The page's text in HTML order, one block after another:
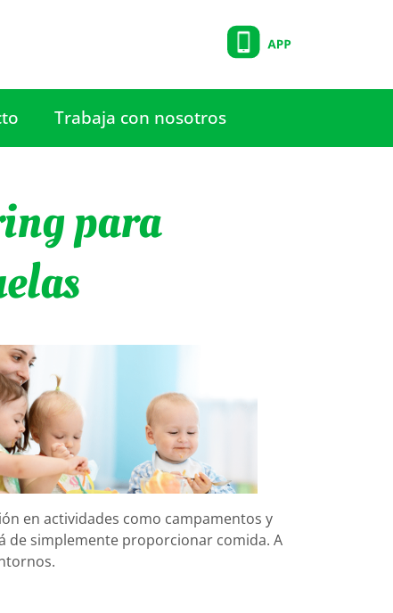
Trabaja con nosotros
para
en actividades como campamentos y
de simplemente proporcionar comida. A